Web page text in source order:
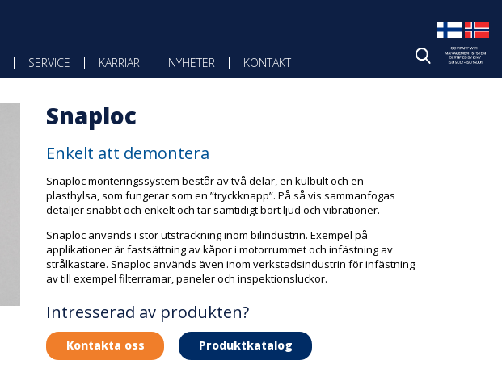
SERVICE KARRIÄR NYHETER KONTAKT
Snaploc
Enkelt att demontera
Snaploc monteringssystem består av två delar, en kulbult och en
plasthylsa, som fungerar som en ”tryckknapp”. På så vis sammanfogas
detaljer snabbt och enkelt och tar samtidigt bort ljud och vibrationer.
Snaploc används i stor utsträckning inom bilindustrin. Exempel på
applikationer är fastsättning av kåpor i motorrummet och infästning av
strålkastare. Snaploc används även inom verkstadsindustrin för infästning
av till exempel filterramar, paneler och inspektionsluckor.
Intresserad av produkten?
Kontakta oss Produktkatalog